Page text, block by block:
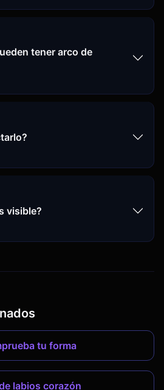
tener arco de
visible?
tu forma
labios corazón